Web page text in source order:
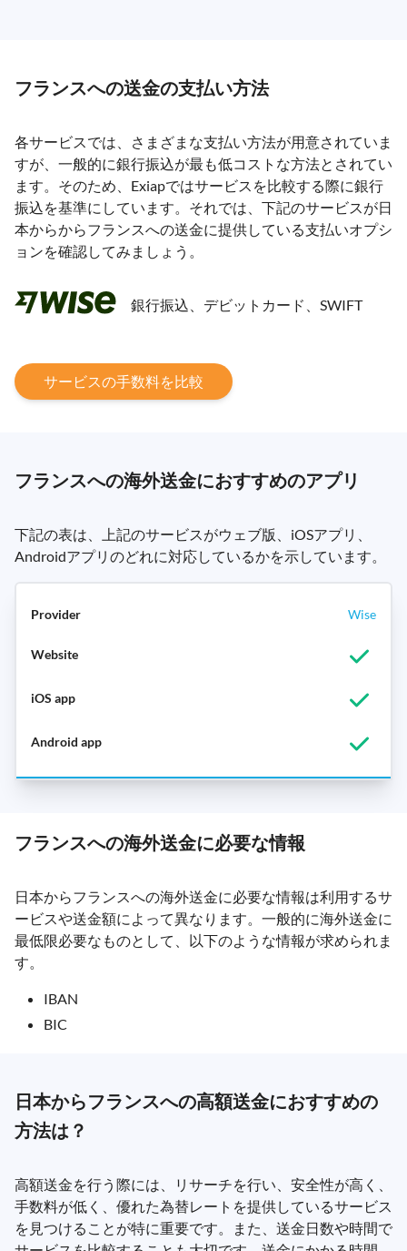
フランスへの送金の支払い方法
各サービスでは、さまざまな支払い方法が用意されていま
すが、一般的に銀行振込が最も低コストな方法とされてい
ます。そのため、Exiapではサービスを比較する際に銀行
振込を基準にしています。それでは、下記のサービスが日
本からからフランスへの送金に提供している支払いオプシ
ョンを確認してみましょう。
銀行振込、デビットカード、SWIFT
サービスの手数料を比較
フランスへの海外送金におすすめのアプリ
下記の表は、上記のサービスがウェブ版、iOSアプリ、
Androidアプリのどれに対応しているかを示しています。
Wise
フランスへの海外送金に必要な情報
日本からフランスへの海外送金に必要な情報は利用するサ
ービスや送金額によって異なります。一般的に海外送金に
最低限必要なものとして、以下のような情報が求められま
す。
IBAN
BIC
日本からフランスへの高額送金におすすめの
方法は？
高額送金を行う際には、リサーチを行い、安全性が高く、
手数料が低く、優れた為替レートを提供しているサービス
を見つけることが特に重要です。また、送金日数や時間で